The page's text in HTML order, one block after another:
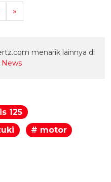
»
menarik lainnya di
125
# motor